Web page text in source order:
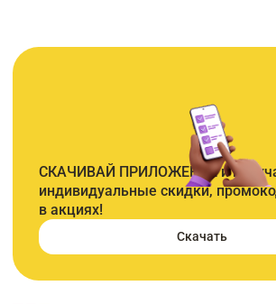
СКАЧИВАЙ ПРИЛОЖЕНИЕ и
индивидуальные скидки,
в акциях!
Скачать